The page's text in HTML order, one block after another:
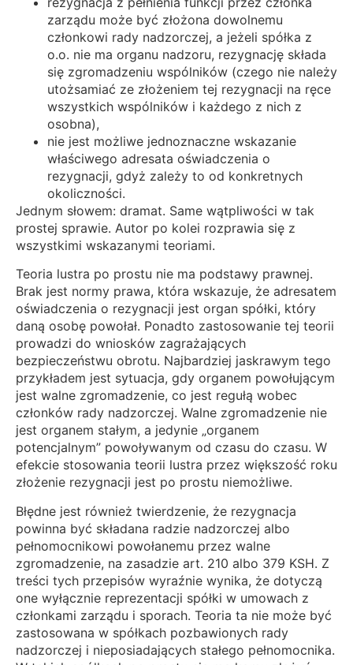
zarządu może być złożona dowolnemu
członkowi rady nadzorczej, a jeżeli spółka z
o.o. nie ma organu nadzoru, rezygnację składa
się zgromadzeniu wspólników (czego nie należy
utożsamiać ze złożeniem tej rezygnacji na ręce
wszystkich wspólników i każdego z nich z
osobna),
nie jest możliwe jednoznaczne wskazanie
właściwego adresata oświadczenia o
rezygnacji, gdyż zależy to od konkretnych
okoliczności.
Jednym słowem: dramat. Same wątpliwości w tak
prostej sprawie. Autor po kolei rozprawia się z
wszystkimi wskazanymi teoriami.
Teoria lustra po prostu nie ma podstawy prawnej.
Brak jest normy prawa, która wskazuje, że adresatem
oświadczenia o rezygnacji jest organ spółki, który
daną osobę powołał. Ponadto zastosowanie tej teorii
prowadzi do wniosków zagrażających
bezpieczeństwu obrotu. Najbardziej jaskrawym tego
przykładem jest sytuacja, gdy organem powołującym
jest walne zgromadzenie, co jest regułą wobec
członków rady nadzorczej. Walne zgromadzenie nie
jest organem stałym, a jedynie „organem
potencjalnym” powoływanym od czasu do czasu. W
efekcie stosowania teorii lustra przez większość roku
złożenie rezygnacji jest po prostu niemożliwe.
Błędne jest również twierdzenie, że rezygnacja
powinna być składana radzie nadzorczej albo
pełnomocnikowi powołanemu przez walne
zgromadzenie, na zasadzie art. 210 albo 379 KSH. Z
treści tych przepisów wyraźnie wynika, że dotyczą
one wyłącznie reprezentacji spółki w umowach z
członkami zarządu i sporach. Teoria ta nie może być
zastosowana w spółkach pozbawionych rady
nadzorczej i nieposiadających stałego pełnomocnika.